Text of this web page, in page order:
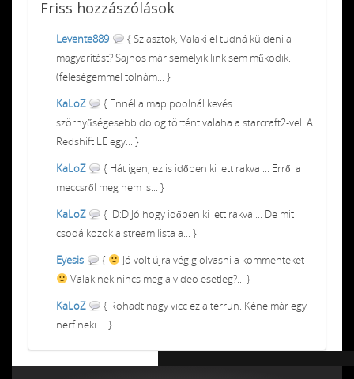
Friss hozzászólások
Levente889
{ Sziasztok, Valaki el tudná küldeni a
magyarítást? Sajnos már semelyik link sem működik.
(feleségemmel tolnám... }
KaLoZ
{ Ennél a map poolnál kevés
szörnyűségesebb dolog történt valaha a starcraft2-vel. A
Redshift LE egy... }
KaLoZ
{ Hát igen, ez is időben ki lett rakva ... Erről a
meccsről meg nem is... }
KaLoZ
{ :D:D Jó hogy időben ki lett rakva ... De mit
csodálkozok a stream lista a... }
Eyesis
{
Jó volt újra végig olvasni a kommenteket
Valakinek nincs meg a video esetleg?... }
KaLoZ
{ Rohadt nagy vicc ez a terrun. Kéne már egy
nerf neki ... }